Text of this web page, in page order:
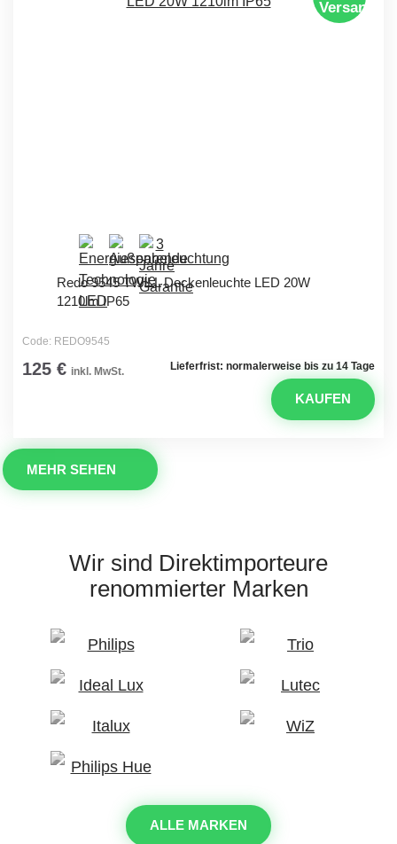
Versand
Redo 9545 TWILL Deckenleuchte LED 20W
1210lm IP65
Code: REDO9545
Lieferfrist: normalerweise bis zu 14 Tage
125 € inkl. MwSt.
KAUFEN
MEHR SEHEN
Wir sind Direktimporteure
renommierter Marken
ALLE MARKEN